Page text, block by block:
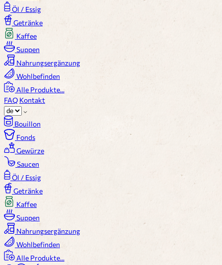
Öl / Essig
Getränke
Kaffee
Suppen
Nahrungsergänzung
Wohlbefinden
Alle Produkte...
FAQ Kontakt
Bouillon
Fonds
Gewürze
Saucen
Öl / Essig
Getränke
Kaffee
Suppen
Nahrungsergänzung
Wohlbefinden
Alle Produkte...